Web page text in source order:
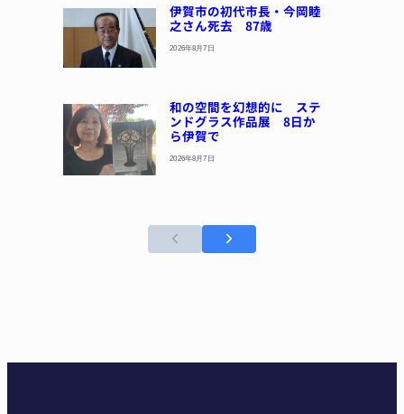
伊賀市の初代市長・今岡睦
之さん死去 87歳
2026年8月7日
和の空間を幻想的に ステ
ンドグラス作品展 8日か
ら伊賀で
2026年8月7日